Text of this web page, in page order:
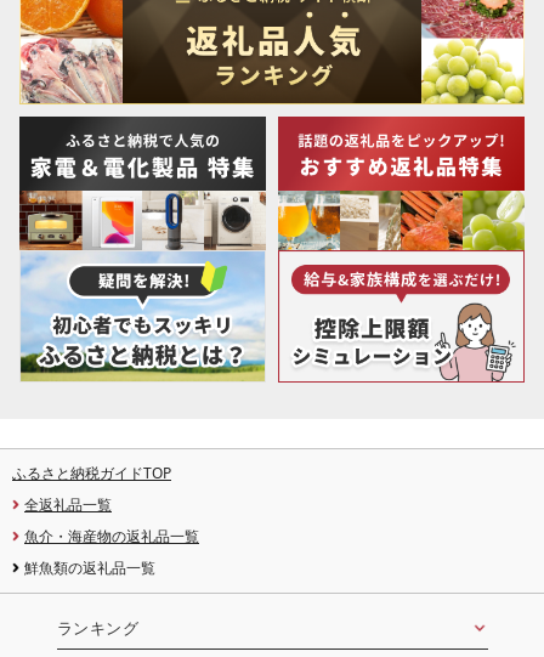
ふるさと納税ガイドTOP
全返礼品一覧
魚介・海産物の返礼品一覧
鮮魚類の返礼品一覧
ランキング